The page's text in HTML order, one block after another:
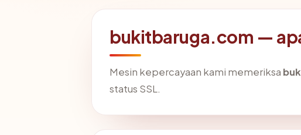
bukitbaruga.com —
Mesin kepercayaan kami memeriksa
status SSL.